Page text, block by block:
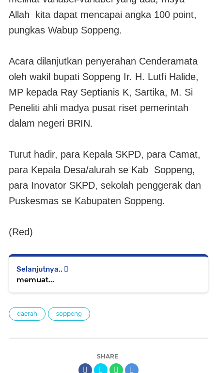
Allah kita dapat mencapai angka 100 point,
pungkas Wabup Soppeng.
Acara dilanjutkan penyerahan Cenderamata
oleh wakil bupati Soppeng Ir. H. Lutfi Halide,
MP kepada Ray Septianis K, Sartika, M. Si
Peneliti ahli madya pusat riset pemerintah
dalam negeri BRIN.
Turut hadir, para Kepala SKPD, para Camat,
para Kepala Desa/alurah se Kab Soppeng,
para Inovator SKPD, sekolah penggerak dan
Puskesmas se Kabupaten Soppeng.
(Red)
Selanjutnya..
memuat...
daerah soppeng
SHARE